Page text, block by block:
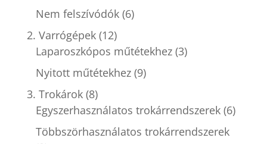
Nem felszívódók (6)
2. Varrógépek (12)
Laparoszkópos műtétekhez (3)
Nyitott műtétekhez (9)
3. Trokárok (8)
Egyszerhasználatos trokárrendszerek (6)
Többszörhasználatos trokárrendszerek